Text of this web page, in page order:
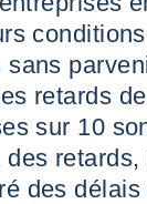
sans
retards
sur 10
des